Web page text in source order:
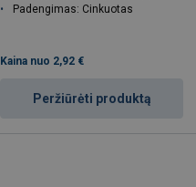
Padengimas: Cinkuotas
Kaina nuo 2,92 €
Peržiūrėti produktą